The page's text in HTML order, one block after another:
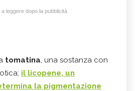
a leggere dopo la pubblicità
tomatina, una sostanza con
il licopene, un
la pigmentazione